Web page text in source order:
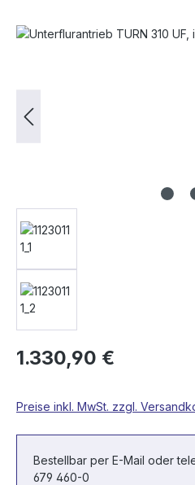
Bildergalerie überspringen
1.330,90 €
Preise inkl. MwSt. zzgl.
Bestellbar per E-Mail oder
679 460-0